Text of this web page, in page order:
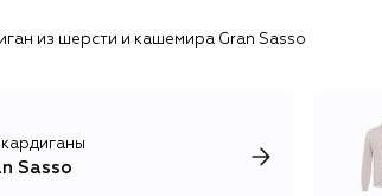
работает преимущественно с
безопасной для кожи
пропитки.
из шерсти и кашемира Gran Sasso
кардиганы
Sasso